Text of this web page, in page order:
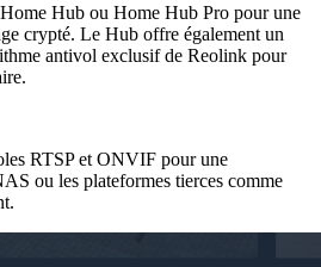
Hub ou Home Hub Pro pour une
crypté. Le Hub offre également un
antivol exclusif de Reolink pour
RTSP et ONVIF pour une
ou les plateformes tierces comme